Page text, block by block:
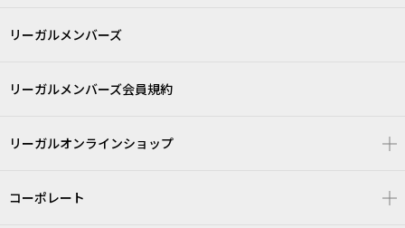
リーガルメンバーズ
リーガルメンバーズ会員規約
リーガルオンラインショップ
コーポレート